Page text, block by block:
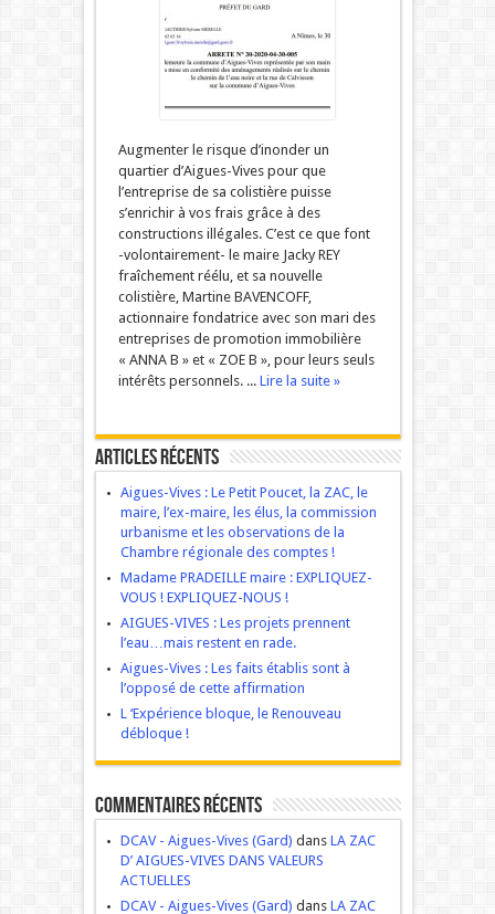
Augmenter le risque d’inonder un
quartier d’Aigues-Vives pour que
l’entreprise de sa colistière puisse
s’enrichir à vos frais grâce à des
constructions illégales. C’est ce que font
-volontairement- le maire Jacky REY
fraîchement réélu, et sa nouvelle
colistière, Martine BAVENCOFF,
actionnaire fondatrice avec son mari des
entreprises de promotion immobilière
« ANNA B » et « ZOE B », pour leurs seuls
intérêts personnels. ... Lire la suite »
Articles récents
Aigues-Vives : Le Petit Poucet, la ZAC, le
maire, l’ex-maire, les élus, la commission
urbanisme et les observations de la
Chambre régionale des comptes !
Madame PRADEILLE maire : EXPLIQUEZ-
VOUS ! EXPLIQUEZ-NOUS !
AIGUES-VIVES : Les projets prennent
l’eau…mais restent en rade.
Aigues-Vives : Les faits établis sont à
l’opposé de cette affirmation
L ‘Expérience bloque, le Renouveau
débloque !
Commentaires récents
DCAV - Aigues-Vives (Gard) dans LA ZAC
D’ AIGUES-VIVES DANS VALEURS
ACTUELLES
DCAV - Aigues-Vives (Gard) dans LA ZAC